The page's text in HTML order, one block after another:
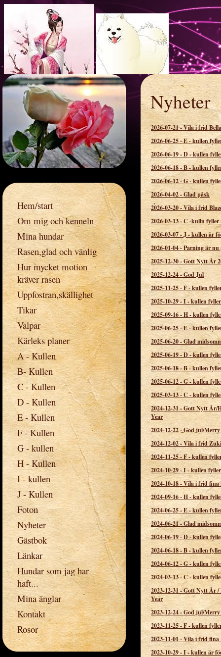
Hem/start
Om mig och kenneln
Mina hundar
Rasen,glad och vänlig
Hur mycket motion
kräver rasen
Uppfostran,skällighet
Tikar
Valpar
Kärleks planer
A - Kullen
B- Kullen
C - Kullen
D - Kullen
E - Kullen
F - Kullen
G - kullen
H - Kullen
I - kullen
J - Kullen
Foton
Nyheter
Gästbok
Länkar
Hundar som jag har
haft...
Mina änglar
Kontakt
Rosor
Nyheter
2026-07-21-Vila i frid Bella
2026-06-25-E - kullen
2026-06-19-D - kullen
2026-06-18-B - kullen
2026-06-12-G - kullen
2026-04-02-Glad påsk
2026-03-20-Vila i frid
2026-03-13-C -kulln fyller
2026-03-07-J - kullen är
2026-01-04-Parning är nu
2025-12-30-Gott Nytt År
2025-12-24-God Jul
2025-11-25-F - kullen
2025-10-29-I - kullen
2025-09-16-H - kullen
2025-06-25-E - kullen
2025-06-20-Glad
2025-06-19-D - kullen
2025-06-18-B - kullen
2025-06-12-G - kullen
2025-03-13-C - kullen
2024-12-31-Gott Nytt År/
Year
2024-12-22-God jul/
2024-12-02-Vila i frid Zuki
2024-11-25-F - kullen
2024-10-29-I - kullen
2024-10-18-Vila i frid fina
2024-09-16-H - kullen
2024-06-25-E - kullen
2024-06-21-Glad
2024-06-19-D - kullen
2024-06-18-B - kullen
2024-06-12-G - kullen
2024-03-13-C - kullen
2023-12-31-Gott Nytt År /
Year
2023-12-24-God jul/
2023-11-25-F - kullen
2023-11-01 -Vila i frid fina
2023-10-29-I - kullen är